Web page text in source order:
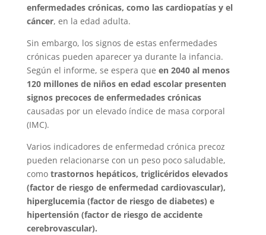
enfermedades crónicas, como las cardiopatías y el
cáncer, en la edad adulta.
Sin embargo, los signos de estas enfermedades
crónicas pueden aparecer ya durante la infancia.
Según el informe, se espera que en 2040 al menos
120 millones de niños en edad escolar presenten
signos precoces de enfermedades crónicas
causadas por un elevado índice de masa corporal
(IMC).
Varios indicadores de enfermedad crónica precoz
pueden relacionarse con un peso poco saludable,
como trastornos hepáticos, triglicéridos elevados
(factor de riesgo de enfermedad cardiovascular),
hiperglucemia (factor de riesgo de diabetes) e
hipertensión (factor de riesgo de accidente
cerebrovascular).